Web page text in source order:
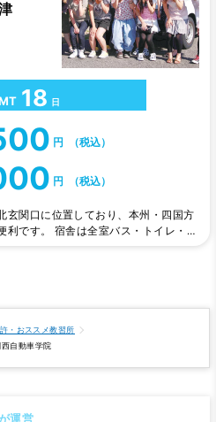
18 日
円 （税込）
円 （税込）
玄関口に位置しており、本州・四国方
です。 宿舎は全室バス・トイレ・
・おススメ教習所
西自動車学院
運営